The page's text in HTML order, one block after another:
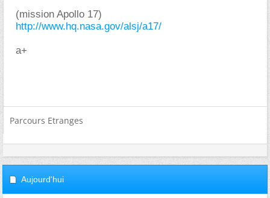
(mission Apollo 17)
http://www.hq.nasa.gov/alsj/a17/
a+
Parcours Etranges
Aujourd'hui